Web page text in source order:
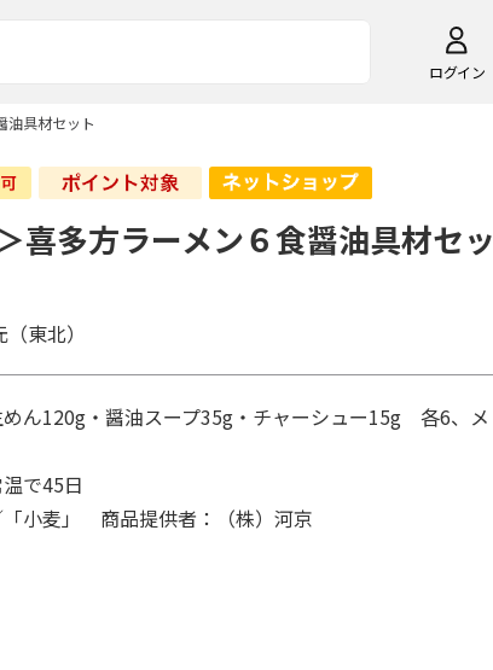
ログイン
油具材セット
喜多方ラーメン６食醤油具材セッ
東北）
ん120g・醤油スープ35g・チャーシュー15g 各6、メ
で45日
小麦」 商品提供者：（株）河京